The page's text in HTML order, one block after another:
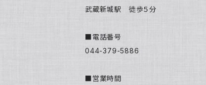
武蔵新城駅 徒歩５分
■電話番号
044-379-5886
■営業時間